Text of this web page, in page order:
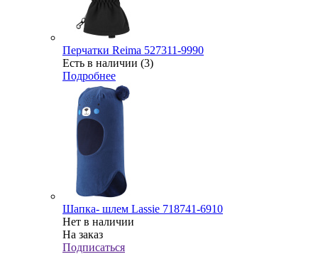
Перчатки Reima 527311-9990
Есть в наличии (3)
Подробнее
Шапка- шлем Lassie 718741-6910
Нет в наличии
На заказ
Подписаться